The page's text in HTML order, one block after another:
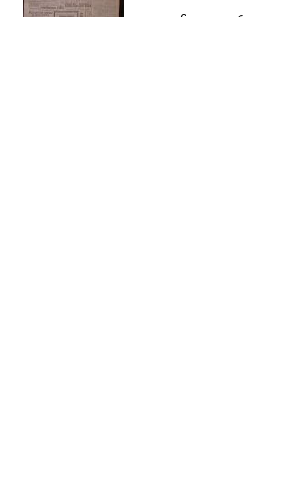
6 страниц большого